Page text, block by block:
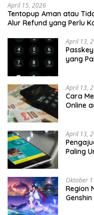
April 15, 2026
Tentopup Aman atau
Alur Refund yang Perlu
April 13,
yang
April 13,
Cara
Online
April 13,
Paling
Oktober
Region